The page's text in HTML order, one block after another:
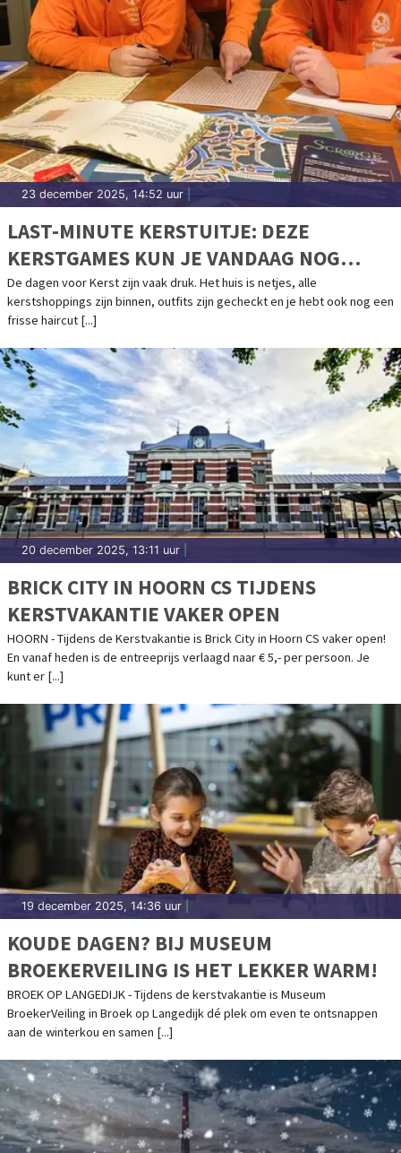
23 december 2025, 14:52 uur
LAST-MINUTE KERSTUITJE: DEZE
KERSTGAMES KUN JE VANDAAG NOG
SPELEN
De dagen voor Kerst zijn vaak druk. Het huis is netjes, alle
kerstshoppings zijn binnen, outfits zijn gecheckt en je hebt ook nog een
frisse haircut [...]
20 december 2025, 13:11 uur
BRICK CITY IN HOORN CS TIJDENS
KERSTVAKANTIE VAKER OPEN
HOORN - Tijdens de Kerstvakantie is Brick City in Hoorn CS vaker open!
En vanaf heden is de entreeprijs verlaagd naar € 5,- per persoon. Je
kunt er [...]
19 december 2025, 14:36 uur
KOUDE DAGEN? BIJ MUSEUM
BROEKERVEILING IS HET LEKKER WARM!
BROEK OP LANGEDIJK - Tijdens de kerstvakantie is Museum
BroekerVeiling in Broek op Langedijk dé plek om even te ontsnappen
aan de winterkou en samen [...]